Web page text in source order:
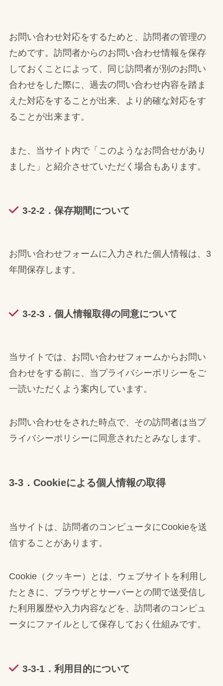
お問い合わせ対応をするためと、訪問者の管理の
ためです。訪問者からのお問い合わせ情報を保存
しておくことによって、同じ訪問者が別のお問い
合わせをした際に、過去の問い合わせ内容を踏ま
えた対応をすることが出来、より的確な対応をす
ることが出来ます。
また、当サイト内で「このようなお問合せがあり
ました」と紹介させていただく場合もあります。
3-2-2．保存期間について
お問い合わせフォームに入力された個人情報は、3
年間保存します。
3-2-3．個人情報取得の同意について
当サイトでは、お問い合わせフォームからお問い
合わせをする前に、当プライバシーポリシーをご
一読いただくよう案内しています。
お問い合わせをされた時点で、その訪問者は当プ
ライバシーポリシーに同意されたとみなします。
3-3．Cookieによる個人情報の取得
当サイトは、訪問者のコンピュータにCookieを送
信することがあります。
Cookie（クッキー）とは、ウェブサイトを利用し
たときに、ブラウザとサーバーとの間で送受信し
た利用履歴や入力内容などを、訪問者のコンピュ
ータにファイルとして保存しておく仕組みです。
3-3-1．利用目的について